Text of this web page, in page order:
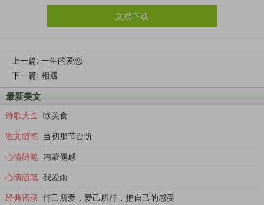
文档下载
上一篇: 一生的爱恋
下一篇: 相遇
最新美文
诗歌大全 咏美食
散文随笔 当初那节台阶
心情随笔 内蒙偶感
心情随笔 我爱雨
经典语录 行己所爱，爱己所行，把自己的感受